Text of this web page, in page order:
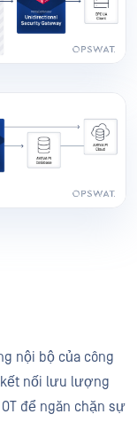
nội bộ của công
kết nối lưu lượng
để ngăn chặn sự